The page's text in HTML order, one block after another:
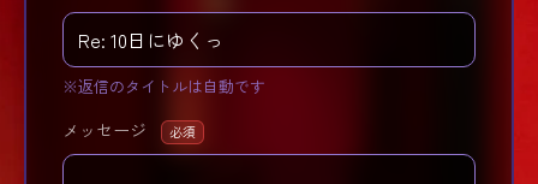
※返信のタイトルは自動です
メッセージ 必須